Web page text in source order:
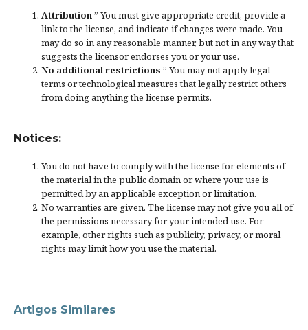
Attribution” You must give appropriate credit, provide a
link to the license, andindicate if changes were made. You
may do so in any reasonable manner, but not in any way that
suggests the licensor endorses you or your use.
No additional restrictions ” You may not apply legal
terms ortechnological measuresthat legally restrict others
from doing anything the license permits.
Notices:
You do not have to comply with the license for elements of
the material in the public domain or where your use is
permitted by an applicable exception or limitation.
No warranties are given. The license may not give you all of
the permissions necessary for your intended use. For
example, other rights such as publicity, privacy, or moral
rights may limit how you use the material.
Artigos Similares